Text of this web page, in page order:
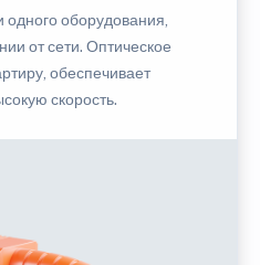
оборудования,
от сети. Оптическое
обеспечивает
скорость.